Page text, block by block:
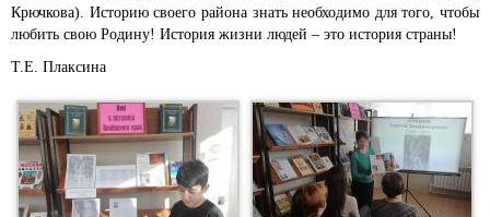
Крючкова). Историю своего района знать необходимо для того, чтобы
любить свою Родину! История жизни людей – это история страны!
Т.Е. Плаксина